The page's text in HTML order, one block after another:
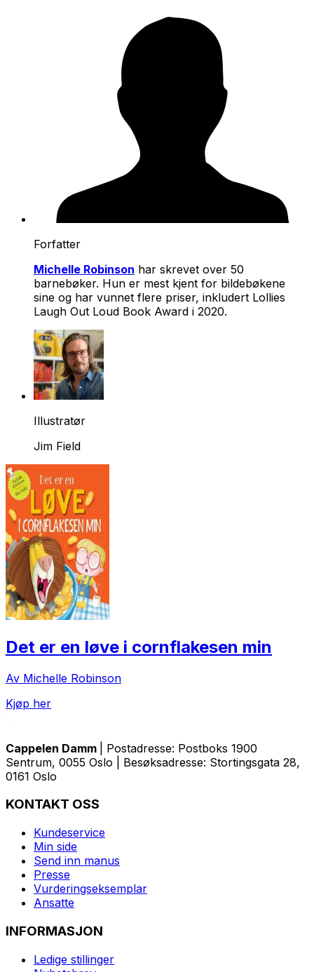
Forfatter
Michelle Robinson har skrevet over 50
barnebøker. Hun er mest kjent for bildebøkene
sine og har vunnet flere priser, inkludert Lollies
Laugh Out Loud Book Award i 2020.
Illustratør
Jim Field
Det er en løve i cornflakesen min
Av Michelle Robinson
Kjøp her
Cappelen Damm
| Postadresse: Postboks 1900
Sentrum, 0055 Oslo | Besøksadresse: Stortingsgata 28,
0161 Oslo
KONTAKT OSS
Kundeservice
Min side
Send inn manus
Presse
Vurderingseksemplar
Ansatte
INFORMASJON
Ledige stillinger